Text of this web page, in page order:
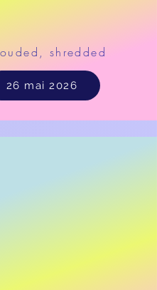
shredded
26 mai 2026